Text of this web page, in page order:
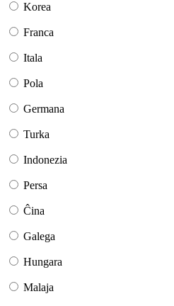
Korea
Franca
Itala
Pola
Germana
Turka
Indonezia
Persa
Ĉina
Galega
Hungara
Malaja